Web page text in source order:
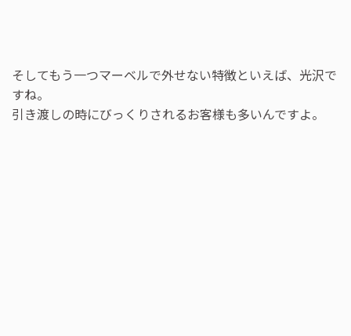
そしてもう一つマーベルで外せない特徴といえば、光沢で
すね。
引き渡しの時にびっくりされるお客様も多いんですよ。